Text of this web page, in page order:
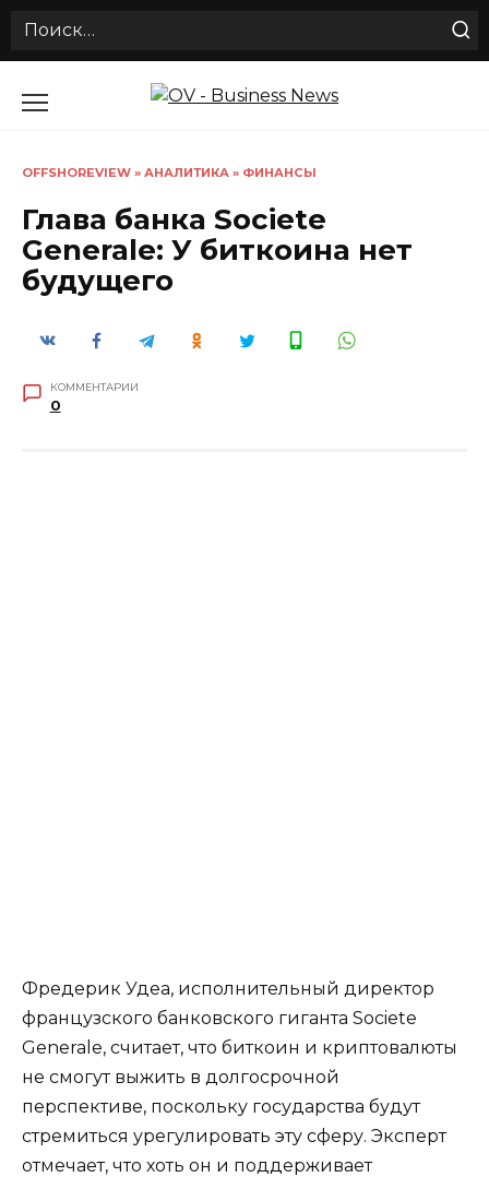
Search
OFFSHOREVIEW » АНАЛИТИКА » ФИНАНСЫ
Глава банка Societe
Generale: У биткоина нет
будущего
КОММЕНТАРИИ
0
Фредерик Удеа, исполнительный директор
французского банковского гиганта Societe
Generale, считает, что биткоин и криптовалюты
не смогут выжить в долгосрочной
перспективе, поскольку государства будут
стремиться урегулировать эту сферу. Эксперт
отмечает, что хоть он и поддерживает